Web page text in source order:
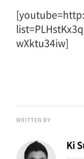
wXktu34iw]
WRITTEN BY
Ki